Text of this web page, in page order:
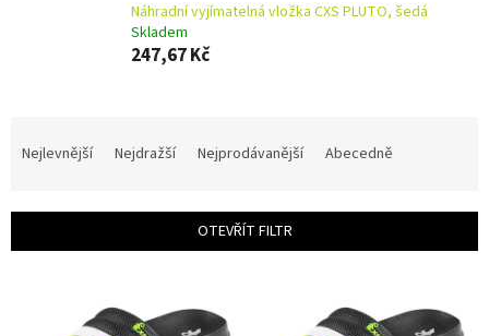
Náhradní vyjímatelná vložka CXS PLUTO, šedá
Skladem
247,67 Kč
í
Nejlevnější Nejdražší Nejprodávanější Abecedně
OTEVŘÍT FILTR